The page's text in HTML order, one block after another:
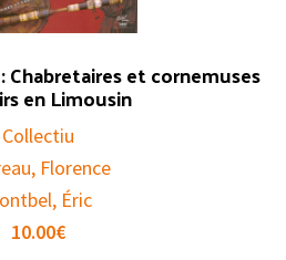
Chabretaires et cornemuses
en Limousin
Collectiu
Florence
Éric
10.00€